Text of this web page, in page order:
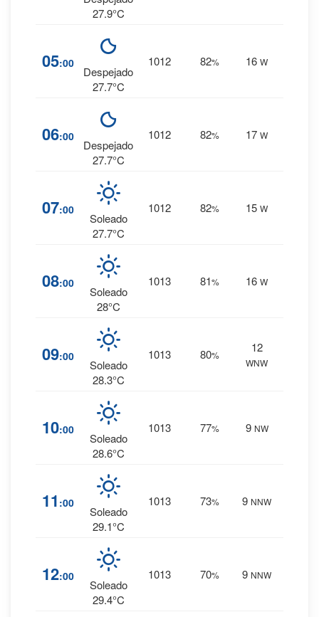
27.9°C
05:00
Despejado
27.7°C
1012 82% 16 W
06:00
Despejado
27.7°C
1012 82% 17 W
07:00
Soleado
27.7°C
1012 82% 15 W
08:00
Soleado
28°C
1013 81% 16 W
09:00
Soleado
28.3°C
1013 80%
12
WNW
10:00
Soleado
28.6°C
1013 77% 9 NW
11 :00
Soleado
29.1°C
1013 73% 9 NNW
12:00
Soleado
29.4°C
1013 70% 9 NNW